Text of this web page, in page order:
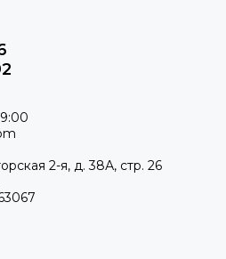
2-я, д. 38А, стр. 26